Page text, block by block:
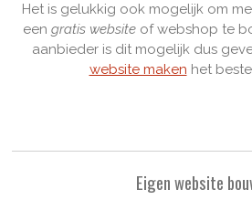
Het is gelukkig ook mogelijk om
een gratis websiteof webshop te
aanbieder is dit mogelijk dus
website maken het
Eigen website